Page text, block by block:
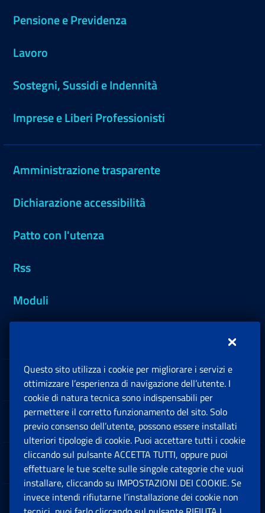
Pensione e Previdenza
Lavoro
Sostegni, Sussidi e Indennità
Imprese e Liberi Professionisti
Amministrazione trasparente
Dichiarazione accessibilità
Patto con l'utenza
Rss
Moduli
Sedi e Contatti
Software
Note Legali
App mobile
Questo sito utilizza i cookie per migliorare i servizi e
ottimizzare l’esperienza di navigazione dell’utente. I
cookie di natura tecnica sono indispensabili per
permettere il corretto funzionamento del sito. Solo
previo consenso dell’utente, possono essere installati
ulteriori tipologie di cookie. Puoi accettare tutti i cookie
cliccando sul pulsante ACCETTA TUTTI, oppure puoi
effettuare le tue scelte sulle singole categorie che vuoi
installare, cliccando su IMPOSTAZIONI DEI COOKIE. Se
invece intendi rifiutarne l’installazione dei cookie non